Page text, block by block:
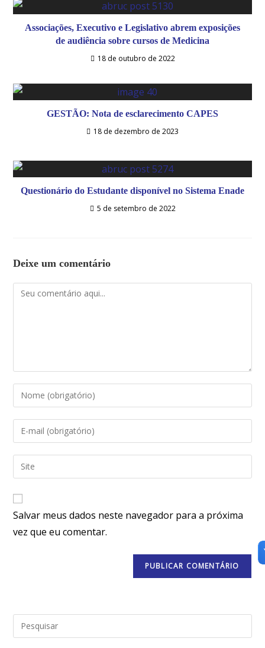
Associações, Executivo e Legislativo abrem exposições
de audiência sobre cursos de Medicina
18 de outubro de 2022
GESTÃO: Nota de esclarecimento CAPES
18 de dezembro de 2023
Questionário do Estudante disponível no Sistema Enade
5 de setembro de 2022
Deixe um comentário
Salvar meus dados neste navegador para a próxima
vez que eu comentar.